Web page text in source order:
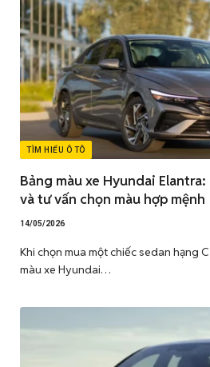
TÌM HIỂU Ô TÔ
Bảng màu xe Hyundai
và tư vấn chọn màu hợp mệnh
14/05/2026
Khi chọn mua một chiếc sedan hạng
màu xe Hyundai…